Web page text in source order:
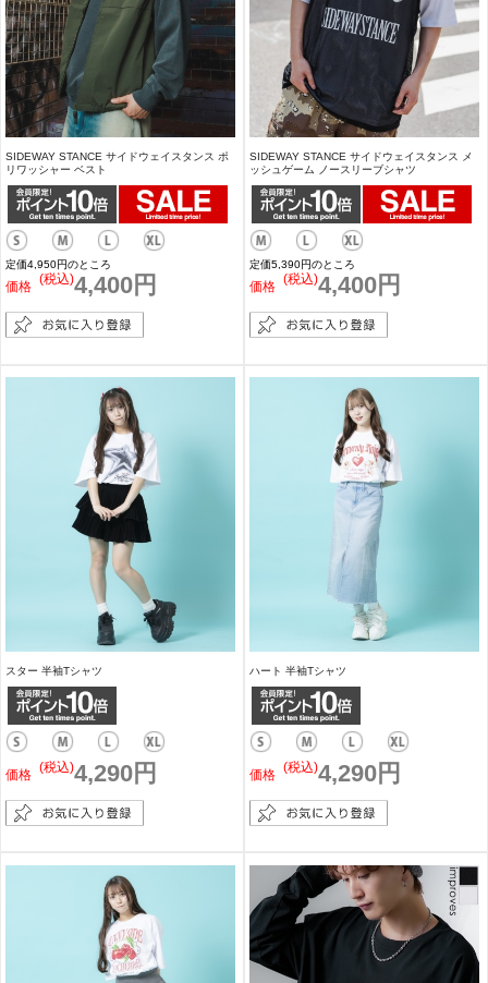
SIDEWAY STANCE サイドウェイスタンス ポ
リワッシャー ベスト
定価4,950円のところ
価格 4,400円
(税込)
SIDEWAY STANCE サイドウェイスタンス メ
ッシュゲーム ノースリーブシャツ
定価5,390円のところ
価格 4,400円
(税込)
スター 半袖Tシャツ
価格 4,290円
(税込)
ハート 半袖Tシャツ
価格 4,290円
(税込)